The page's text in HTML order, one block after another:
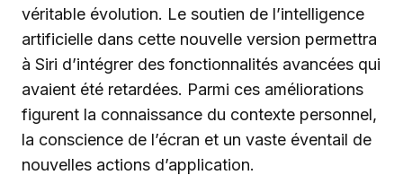
véritable évolution. Le soutien de l’intelligence
artificielle dans cette nouvelle version permettra
à Siri d’intégrer des fonctionnalités avancées qui
avaient été retardées. Parmi ces améliorations
figurent la connaissance du contexte personnel,
la conscience de l’écran et un vaste éventail de
nouvelles actions d’application.